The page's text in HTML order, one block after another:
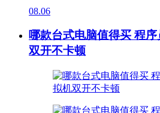
08.06
哪款台式电脑值得买 程
双开不卡顿